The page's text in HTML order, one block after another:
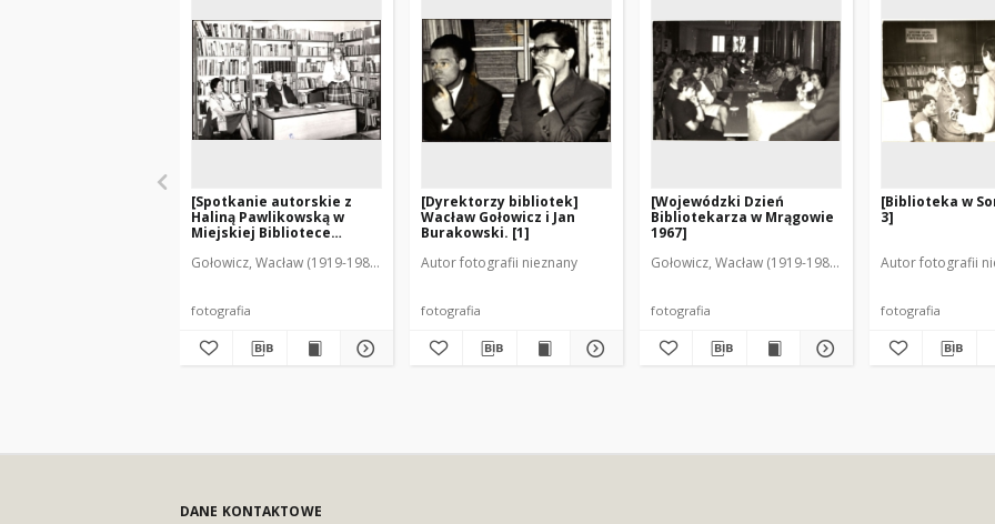
[Spotkanie autorskie z
Haliną Pawlikowską w
Miejskiej Bibliotece
Gołowicz, Wacław (1919-1983). Fot.
fotografia
[Dyrektorzy bibliotek]
Wacław Gołowicz i Jan
Burakowski. [1]
Autor fotografii nieznany
fotografia
[Wojewódzki Dzień
Bibliotekarza w Mrągowie
1967]
Gołowicz, Wacław (1919-1983). Fot.
fotografia
[Biblioteka w
3]
Autor fotografii
fotografia
DANE KONTAKTOWE